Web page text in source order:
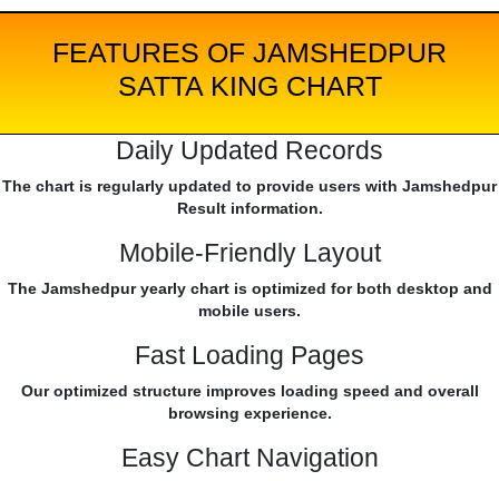
FEATURES OF JAMSHEDPUR
SATTA KING CHART
Daily Updated Records
The chart is regularly updated to provide users with Jamshedpur
Result information.
Mobile-Friendly Layout
The Jamshedpur yearly chart is optimized for both desktop and
mobile users.
Fast Loading Pages
Our optimized structure improves loading speed and overall
browsing experience.
Easy Chart Navigation